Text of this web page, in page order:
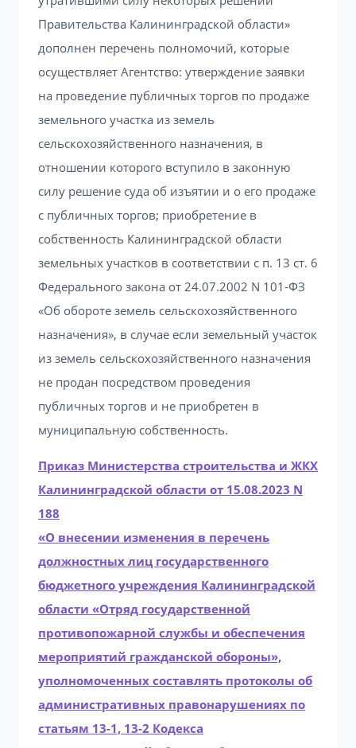
Правительства Калининградской области»
дополнен перечень полномочий, которые
осуществляет Агентство: утверждение заявки
на проведение публичных торгов по продаже
земельного участка из земель
сельскохозяйственного назначения, в
отношении которого вступило в законную
силу решение суда об изъятии и о его продаже
с публичных торгов; приобретение в
собственность Калининградской области
земельных участков в соответствии с п. 13 ст. 6
Федерального закона от 24.07.2002 N 101-ФЗ
«Об обороте земель сельскохозяйственного
назначения», в случае если земельный участок
из земель сельскохозяйственного назначения
не продан посредством проведения
публичных торгов и не приобретен в
муниципальную собственность.
Приказ Министерства строительства и ЖКХ
Калининградской области от 15.08.2023 N
188
«О внесении изменения в перечень
должностных лиц государственного
бюджетного учреждения Калининградской
области «Отряд государственной
противопожарной службы и обеспечения
мероприятий гражданской обороны»,
уполномоченных составлять протоколы об
административных правонарушениях по
статьям 13-1, 13-2 Кодекса